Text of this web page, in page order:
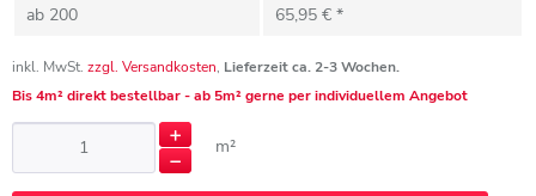
ab 200 65,95 € *
inkl. MwSt. zzgl. Versandkosten, Lieferzeit ca. 2-3 Wochen.
Bis 4m² direkt bestellbar - ab 5m² gerne per individuellem Angebot
m²